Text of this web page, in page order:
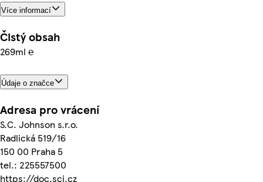
Více informací
Čistý obsah
269ml ℮
Údaje o značce
Adresa pro vrácení
S.C. Johnson s.r.o.
Radlická 519/16
150 00 Praha 5
tel.: 225557500
https://doc.scj.cz